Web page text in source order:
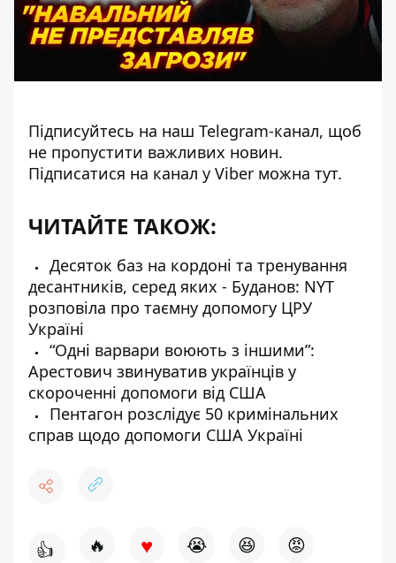
Підписуйтесь на наш Telegram-канал, щоб
не пропустити важливих новин.
Підписатися на канал у Viber можна тут.
ЧИТАЙТЕ ТАКОЖ:
Десяток баз на кордоні та тренування
десантників, серед яких - Буданов: NYT
розповіла про таємну допомогу ЦРУ
Україні
“Одні варвари воюють з іншими”:
Арестович звинуватив українців у
скороченні допомоги від США
Пентагон розслідує 50 кримінальних
справ щодо допомоги США Україні
👍 🔥 ♥ 😭 😆 😡